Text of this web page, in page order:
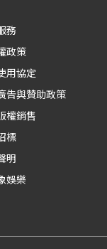
務
政策
用協定
告與贊助政策
權銷售
標
明
娛樂